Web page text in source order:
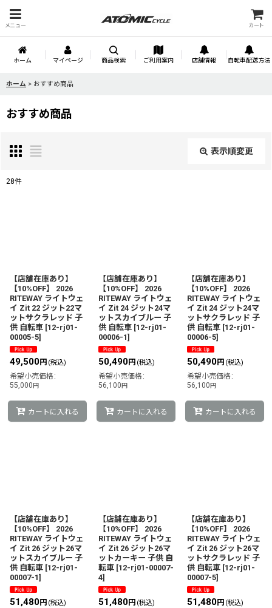
メニュー カート
ホーム マイページ 商品検索 ご利用案内 店舗情報 自転車配送方法
ホーム > おすすめ商品
おすすめ商品
表示順変更
絞り込む
28件
【店舗在庫あり】
【10%OFF】 2026
RITEWAY ライトウェ
イ Zit 22 ジット22マ
ットサクラレッド 子
供 自転車 [12-rj01-
00005-5]
49,500円 (税込)
希望小売価格 :
55,000円
カートに入れる
【店舗在庫あり】
【10%OFF】 2026
RITEWAY ライトウェ
イ Zit 24 ジット24マ
ットスカイブルー 子
供 自転車 [12-rj01-
00006-1]
50,490円 (税込)
希望小売価格 :
56,100円
カートに入れる
【店舗在庫あり】
【10%OFF】 2026
RITEWAY ライトウェ
イ Zit 24 ジット24マ
ットサクラレッド 子
供 自転車 [12-rj01-
00006-5]
50,490円 (税込)
希望小売価格 :
56,100円
カートに入れる
【店舗在庫あり】
【10%OFF】 2026
RITEWAY ライトウェ
イ Zit 26 ジット26マ
ットスカイブルー 子
供 自転車 [12-rj01-
00007-1]
51,480円 (税込)
【店舗在庫あり】
【10%OFF】 2026
RITEWAY ライトウェ
イ Zit 26 ジット26マ
ットカーキー 子供 自
転車 [12-rj01-00007-
4]
51,480円 (税込)
【店舗在庫あり】
【10%OFF】 2026
RITEWAY ライトウェ
イ Zit 26 ジット26マ
ットサクラレッド 子
供 自転車 [12-rj01-
00007-5]
51,480円 (税込)